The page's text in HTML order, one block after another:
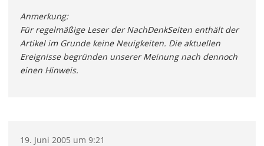
Anmerkung:
Für regelmäßige Leser der NachDenkSeiten enthält der
Artikel im Grunde keine Neuigkeiten. Die aktuellen
Ereignisse begründen unserer Meinung nach dennoch
einen Hinweis.
19. Juni 2005 um 9:21